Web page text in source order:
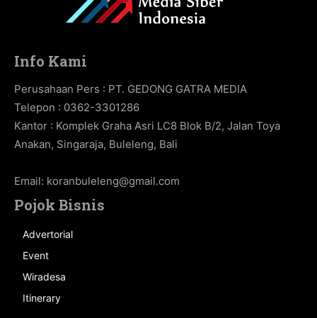
Info Kami
Perusahaan Pers : PT. GEDONG GATRA MEDIA
Telepon : 0362-3301286
Kantor : Komplek Graha Asri LC8 Blok B/2, Jalan Toya
Anakan, Singaraja, Buleleng, Bali
Email: koranbuleleng@gmail.com
Pojok Bisnis
Advertorial
Event
Wiradesa
Itinerary